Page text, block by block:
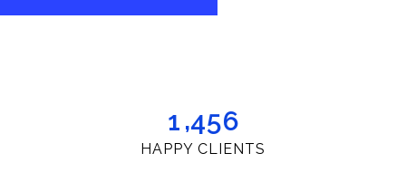
1 ,456
HAPPY CLIENTS